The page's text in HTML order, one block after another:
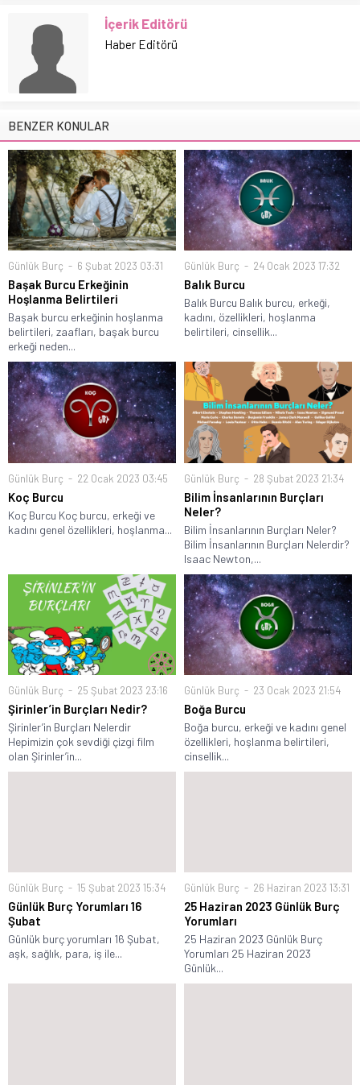
İçerik Editörü
Haber Editörü
BENZER KONULAR
Günlük Burç 6 Şubat 2023 03:31
Başak Burcu Erkeğinin
Hoşlanma Belirtileri
Başak burcu erkeğinin hoşlanma
belirtileri, zaafları, başak burcu
erkeği neden...
Günlük Burç 24 Ocak 2023 17:32
Balık Burcu
Balık Burcu Balık burcu, erkeği,
kadını, özellikleri, hoşlanma
belirtileri, cinsellik...
Günlük Burç 22 Ocak 2023 03:45
Koç Burcu
Koç Burcu Koç burcu, erkeği ve
kadını genel özellikleri, hoşlanma...
Günlük Burç 28 Şubat 2023 21:34
Bilim İnsanlarının Burçları
Neler?
Bilim İnsanlarının Burçları Neler?
Bilim İnsanlarının Burçları Nelerdir?
Isaac Newton,...
Günlük Burç 25 Şubat 2023 23:16
Şirinler’in Burçları Nedir?
Şirinler’in Burçları Nelerdir
Hepimizin çok sevdiği çizgi film
olan Şirinler’in...
Günlük Burç 23 Ocak 2023 21:54
Boğa Burcu
Boğa burcu, erkeği ve kadını genel
özellikleri, hoşlanma belirtileri,
cinsellik...
Günlük Burç 15 Şubat 2023 15:34
Günlük Burç Yorumları 16
Şubat
Günlük burç yorumları 16 Şubat,
aşk, sağlık, para, iş ile...
Günlük Burç 26 Haziran 2023 13:31
25 Haziran 2023 Günlük Burç
Yorumları
25 Haziran 2023 Günlük Burç
Yorumları 25 Haziran 2023
Günlük...